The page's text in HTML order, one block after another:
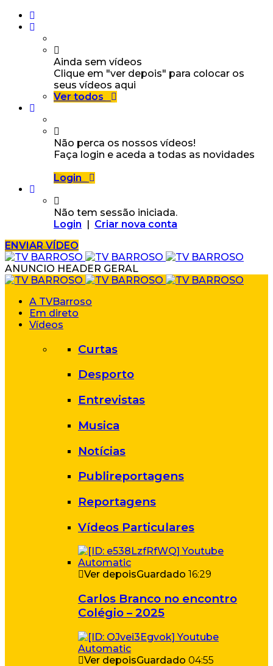
Ainda sem vídeos
Clique em "ver depois" para colocar os
seus vídeos aqui
Ver todos
Não perca os nossos vídeos!
Faça login e aceda a todas as novidades
Login
Não tem sessão iniciada.
Login | Criar nova conta
ENVIAR VÍDEO
ANUNCIO HEADER GERAL
A TVBarroso
Em direto
Vídeos
Curtas
Desporto
Entrevistas
Musica
Notícias
Publireportagens
Reportagens
Vídeos Particulares
Ver depoisGuardado 16:29
Carlos Branco no encontro
Colégio – 2025
Ver depoisGuardado 04:55